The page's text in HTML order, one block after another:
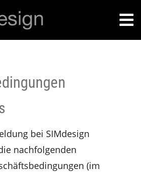
bei SIMdesign
nachfolgenden
(im